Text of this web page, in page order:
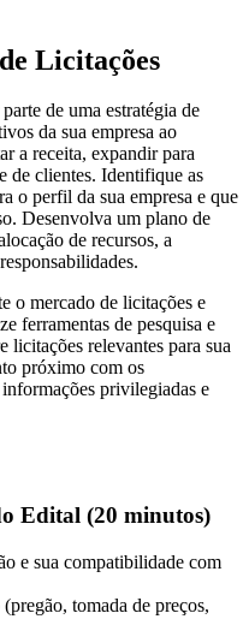
Licitações
de uma estratégia de
da sua empresa ao
a receita, expandir para
de clientes. Identifique as
o perfil da sua empresa e que
Desenvolva um plano de
de recursos, a
o mercado de licitações e
ferramentas de pesquisa e
licitações relevantes para sua
próximo com os
privilegiadas e
Edital (20 minutos)
e sua compatibilidade com
tomada de preços,